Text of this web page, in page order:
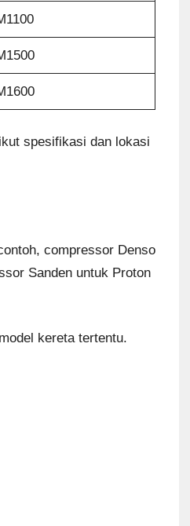
spesifikasi dan lokasi
compressor Denso
Sanden untuk Proton
kereta tertentu.